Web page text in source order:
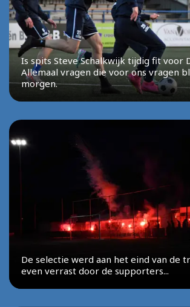
Is spits Steve Schalkwijk tijdig fit voor
Allemaal vragen die voor ons vragen
morgen.
De selectie werd aan het eind van de
even verrast door de supporters...